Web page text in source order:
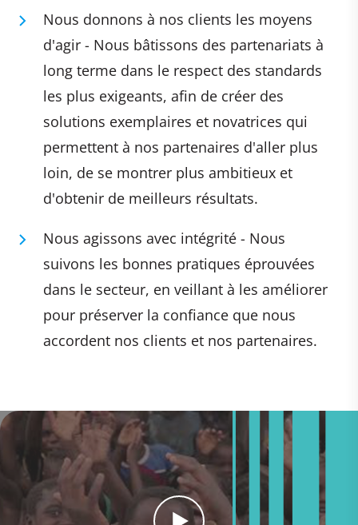
Nous donnons à nos clients les moyens
d'agir - Nous bâtissons des partenariats à
long terme dans le respect des standards
les plus exigeants, afin de créer des
solutions exemplaires et novatrices qui
permettent à nos partenaires d'aller plus
loin, de se montrer plus ambitieux et
d'obtenir de meilleurs résultats.
Nous agissons avec intégrité - Nous
suivons les bonnes pratiques éprouvées
dans le secteur, en veillant à les améliorer
pour préserver la confiance que nous
accordent nos clients et nos partenaires.